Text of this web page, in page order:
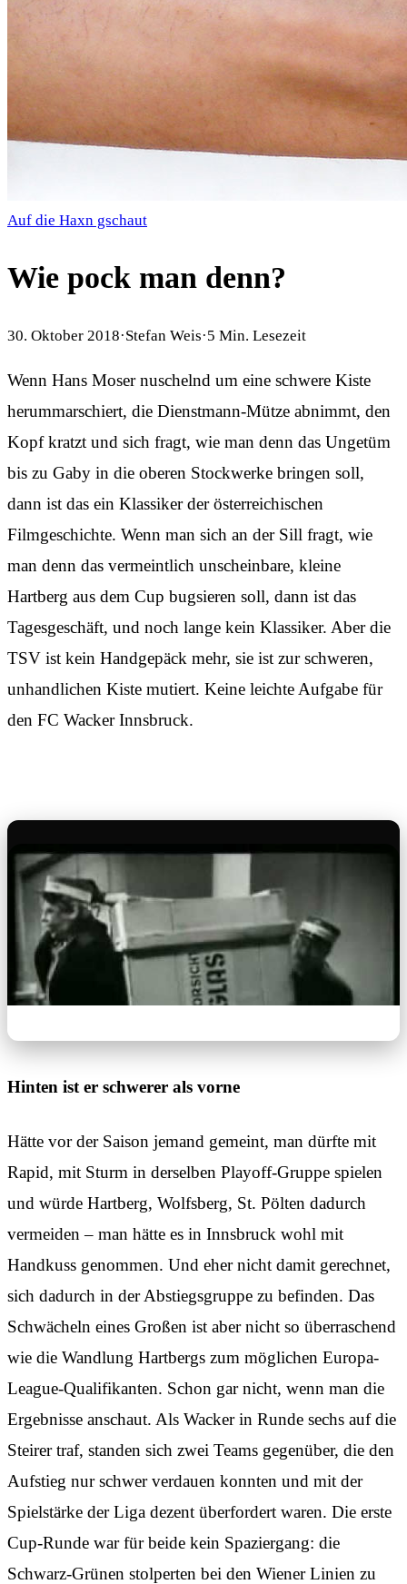
Auf die Haxn gschaut
Wie pock man denn?
30. Oktober 2018·Stefan Weis·5 Min. Lesezeit
Wenn Hans Moser nuschelnd um eine schwere Kiste
herummarschiert, die Dienstmann-Mütze abnimmt, den
Kopf kratzt und sich fragt, wie man denn das Ungetüm
bis zu Gaby in die oberen Stockwerke bringen soll,
dann ist das ein Klassiker der österreichischen
Filmgeschichte. Wenn man sich an der Sill fragt, wie
man denn das vermeintlich unscheinbare, kleine
Hartberg aus dem Cup bugsieren soll, dann ist das
Tagesgeschäft, und noch lange kein Klassiker. Aber die
TSV ist kein Handgepäck mehr, sie ist zur schweren,
unhandlichen Kiste mutiert. Keine leichte Aufgabe für
den FC Wacker Innsbruck.
Beim Abspielen können Cookies gesetzt
werden.
Externe Medien aktivieren
Hinten ist er schwerer als vorne
Hätte vor der Saison jemand gemeint, man dürfte mit
Rapid, mit Sturm in derselben Playoff-Gruppe spielen
und würde Hartberg, Wolfsberg, St. Pölten dadurch
vermeiden – man hätte es in Innsbruck wohl mit
Handkuss genommen. Und eher nicht damit gerechnet,
sich dadurch in der Abstiegsgruppe zu befinden. Das
Schwächeln eines Großen ist aber nicht so überraschend
wie die Wandlung Hartbergs zum möglichen Europa-
League-Qualifikanten. Schon gar nicht, wenn man die
Ergebnisse anschaut. Als Wacker in Runde sechs auf die
Steirer traf, standen sich zwei Teams gegenüber, die den
Aufstieg nur schwer verdauen konnten und mit der
Spielstärke der Liga dezent überfordert waren. Die erste
Cup-Runde war für beide kein Spaziergang: die
Schwarz-Grünen stolperten bei den Wiener Linien zu